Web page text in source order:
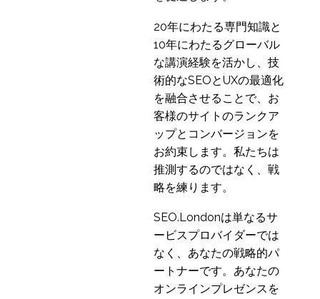
20年にわたる専門知識と
10年にわたるグローバル
な講演経験を活かし、技
術的なSEOとUXの最適化
を融合させることで、お
客様のサイトのランクア
ップとコンバージョンを
お約束します。私たちは
推測するのではなく、戦
略を練ります。
SEO.Londonは単なるサ
ービスプロバイダーでは
なく、あなたの戦略的パ
ートナーです。あなたの
オンラインプレゼンスを